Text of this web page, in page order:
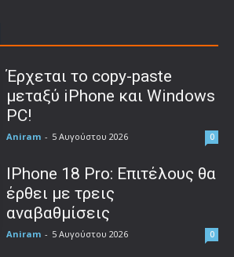
Έρχεται το copy-paste
μεταξύ iPhone και Windows
PC!
Aniram - 5 Αυγούστου 2026 0
IPhone 18 Pro: Επιτέλους θα
έρθει με τρεις
αναβαθμίσεις
Aniram - 5 Αυγούστου 2026 0